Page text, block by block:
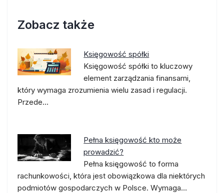
Zobacz także
Księgowość spółki
Księgowość spółki to kluczowy
element zarządzania finansami,
który wymaga zrozumienia wielu zasad i regulacji.
Przede…
Pełna księgowość kto może
prowadzić?
Pełna księgowość to forma
rachunkowości, która jest obowiązkowa dla niektórych
podmiotów gospodarczych w Polsce. Wymaga…